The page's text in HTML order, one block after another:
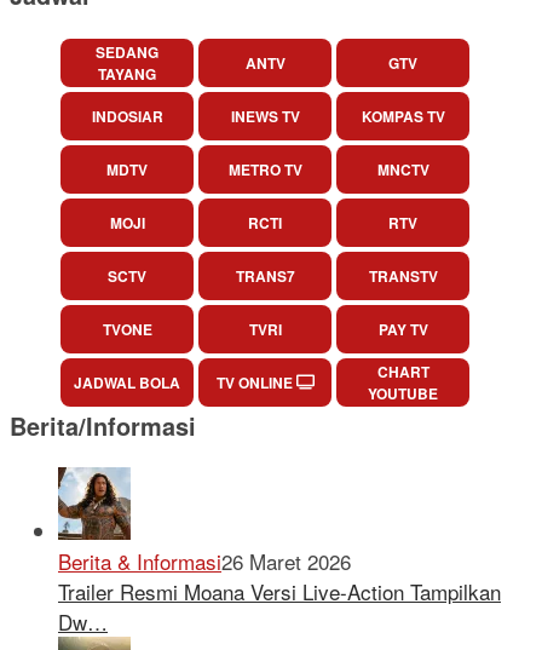
SEDANG
TAYANG
ANTV GTV
INDOSIAR INEWS TV KOMPAS TV
MDTV METRO TV MNCTV
MOJI RCTI RTV
SCTV TRANS7 TRANSTV
TVONE TVRI PAY TV
JADWAL BOLA TV ONLINE
CHART
YOUTUBE
Berita/Informasi
Berita & Informasi26 Maret 2026
Trailer Resmi Moana Versi Live-Action Tampilkan
Dw…